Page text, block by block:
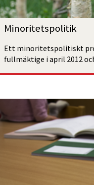
Minoritets­politik
Ett minoritets­politiskt
fullmäktige i april 2012